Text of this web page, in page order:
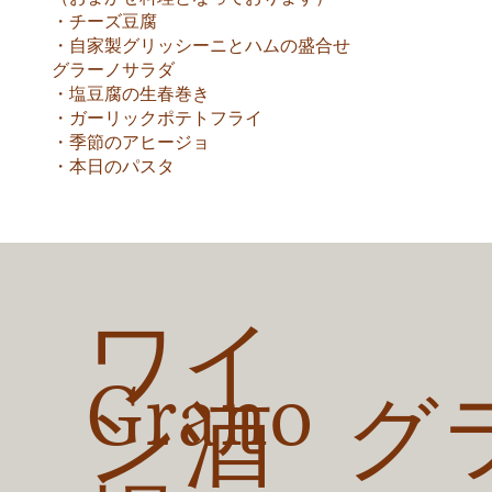
・チーズ豆腐
・自家製グリッシーニとハムの盛合せ
グラーノサラダ
・塩豆腐の生春巻き
・ガーリックポテトフライ
・季節のアヒージョ
・本日のパスタ
ワイ
ン酒
​Grano グ